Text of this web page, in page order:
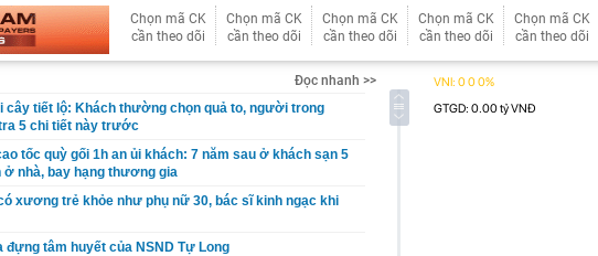
Chọn mã CK
cần theo dõi
Chọn mã CK
cần theo dõi
Chọn mã CK
cần theo dõi
Chọn mã CK
cần theo dõi
Chọn mã CK
cần theo dõi
Đọc nhanh >>
cây tiết lộ: Khách thường chọn quả to, người trong
5 chi tiết này trước
tốc quỳ gối 1h an ủi khách: 7 năm sau ở khách sạn 5
ở nhà, bay hạng thương gia
xương trẻ khỏe như phụ nữ 30, bác sĩ kinh ngạc khi
đựng tâm huyết của NSND Tự Long